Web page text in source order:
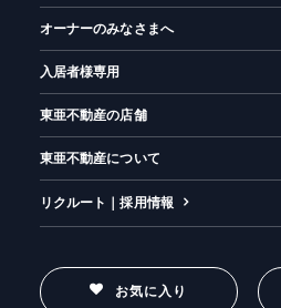
オーナーのみなさまへ
入居者様専用
東亜不動産の店舗
東亜不動産について
リクルート｜採用情報
お気に入り